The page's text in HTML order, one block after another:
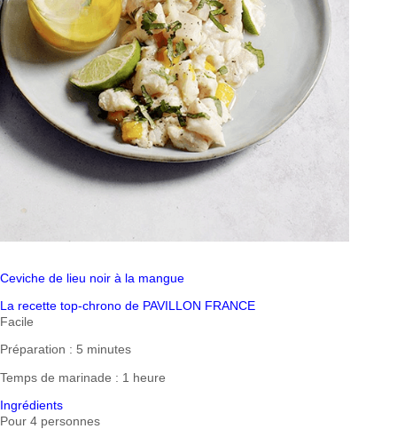
Ceviche de lieu noir à la mangue
La recette top-chrono de PAVILLON FRANCE
Facile
Préparation : 5 minutes
Temps de marinade : 1 heure
Ingrédients
Pour 4 personnes